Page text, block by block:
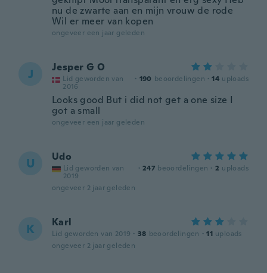
nu de zwarte aan en mijn vrouw de rode
Wil er meer van kopen
ongeveer een jaar geleden
J Jesper G O
Lid geworden van
2016
· 190 beoordelingen · 14 uploads
Looks good But i did not get a one size I
got a small
ongeveer een jaar geleden
U Udo
Lid geworden van
2019
· 247 beoordelingen · 2 uploads
ongeveer 2 jaar geleden
K Karl
Lid geworden van 2019 · 38 beoordelingen · 11 uploads
ongeveer 2 jaar geleden